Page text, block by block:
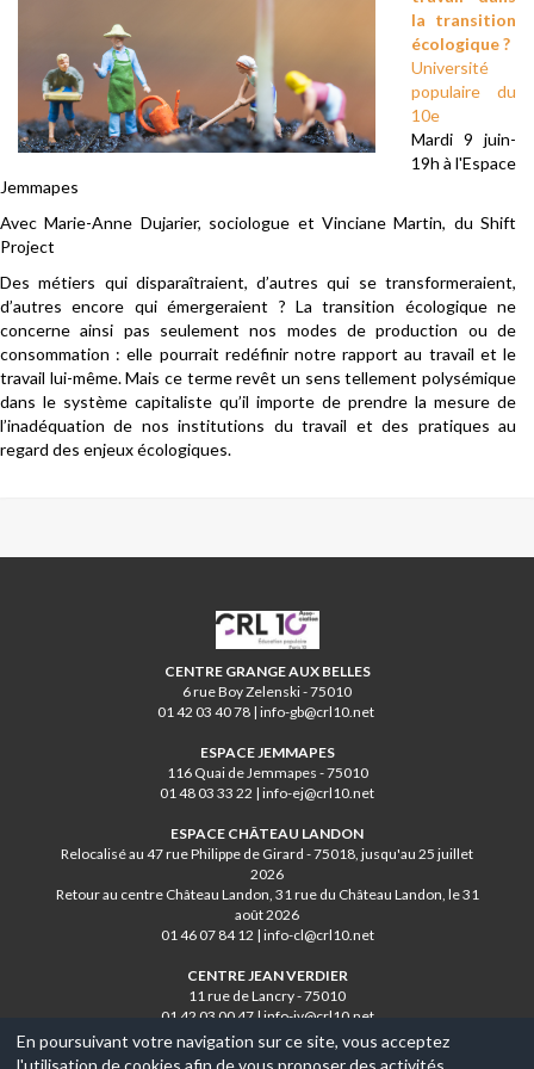
la transition
écologique ?
Université
populaire du
10e
Mardi 9 juin-
19h à l'Espace
Jemmapes
Avec Marie-Anne Dujarier, sociologue et Vinciane Martin, du Shift
Project
Des métiers qui disparaîtraient, d’autres qui se transformeraient,
d’autres encore qui émergeraient ? La transition écologique ne
concerne ainsi pas seulement nos modes de production ou de
consommation : elle pourrait redéfinir notre rapport au travail et le
travail lui-même. Mais ce terme revêt un sens tellement polysémique
dans le système capitaliste qu’il importe de prendre la mesure de
l’inadéquation de nos institutions du travail et des pratiques au
regard des enjeux écologiques.
CRL10
CENTRE GRANGE AUX BELLES
6 rue Boy Zelenski - 75010
01 42 03 40 78 | info-gb@crl10.net
ESPACE JEMMAPES
116 Quai de Jemmapes - 75010
01 48 03 33 22 | info-ej@crl10.net
ESPACE CHÂTEAU LANDON
Relocalisé au 47 rue Philippe de Girard - 75018, jusqu'au 25 juillet
2026
Retour au centre Château Landon, 31 rue du Château Landon, le 31
août 2026
01 46 07 84 12 | info-cl@crl10.net
CENTRE JEAN VERDIER
11 rue de Lancry - 75010
01 42 03 00 47 | info-jv@crl10.net
En poursuivant votre navigation sur ce site, vous acceptez
l'utilisation de cookies afin de vous proposer des activités